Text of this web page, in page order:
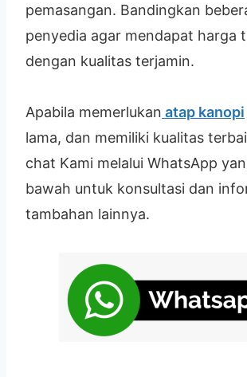
pemasangan. Bandingkan
penyedia agar mendapat harga
dengan kualitas terjamin.
Apabila memerlukan atap kanopi
lama, dan memiliki kualitas
chat Kami melalui WhatsApp
bawah untuk konsultasi dan
tambahan lainnya.